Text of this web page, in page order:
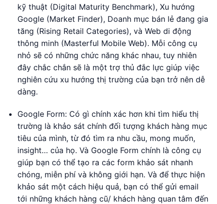
kỹ thuật (Digital Maturity Benchmark), Xu hướng
Google (Market Finder), Doanh mục bán lẻ đang gia
tăng (Rising Retail Categories), và Web di động
thông minh (Masterful Mobile Web). Mỗi công cụ
nhỏ sẽ có những chức năng khác nhau, tuy nhiên
đây chắc chắn sẽ là một trợ thủ đắc lực giúp việc
nghiên cứu xu hướng thị trường của bạn trở nên dễ
dàng.
Google Form: Có gì chính xác hơn khi tìm hiểu thị
trường là khảo sát chính đối tượng khách hàng mục
tiêu của mình, từ đó tìm ra nhu cầu, mong muốn,
insight… của họ. Và Google Form chính là công cụ
giúp bạn có thể tạo ra các form khảo sát nhanh
chóng, miễn phí và không giới hạn. Và để thực hiện
khảo sát một cách hiệu quả, bạn có thể gửi email
tới những khách hàng cũ/ khách hàng quan tâm đến